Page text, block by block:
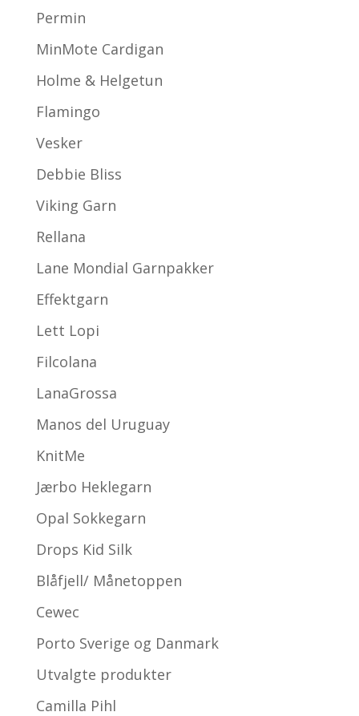
Permin
MinMote Cardigan
Holme & Helgetun
Flamingo
Vesker
Debbie Bliss
Viking Garn
Rellana
Lane Mondial Garnpakker
Effektgarn
Lett Lopi
Filcolana
LanaGrossa
Manos del Uruguay
KnitMe
Jærbo Heklegarn
Opal Sokkegarn
Drops Kid Silk
Blåfjell/ Månetoppen
Cewec
Porto Sverige og Danmark
Utvalgte produkter
Camilla Pihl